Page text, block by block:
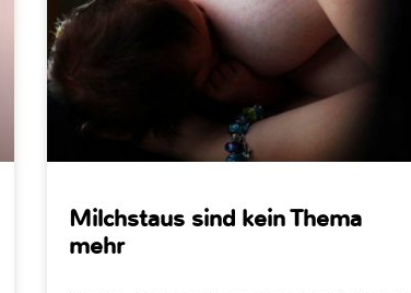
Milchstaus sind kein Thema
mehr